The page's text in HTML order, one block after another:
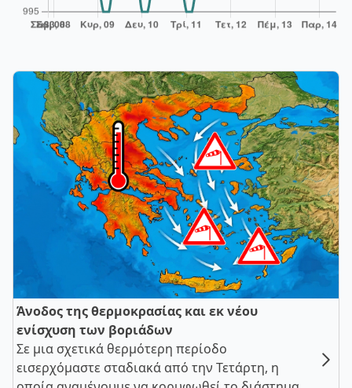
Άνοδος της θερμοκρασίας και εκ νέου
ενίσχυση των βοριάδων
Σε μια σχετικά θερμότερη περίοδο
εισερχόμαστε σταδιακά από την Τετάρτη, η